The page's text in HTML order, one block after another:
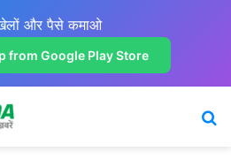
और पैसे कमाओ
from Google Play Store